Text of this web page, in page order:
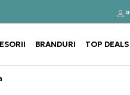
shift+Enter to open or close
shift+Enter to open or close
BRANDURI TOP DEALS